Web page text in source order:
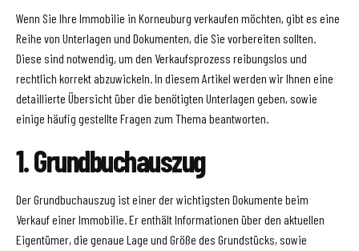
Wenn Sie Ihre Immobilie in Korneuburg verkaufen möchten, gibt es eine
Reihe von Unterlagen und Dokumenten, die Sie vorbereiten sollten.
Diese sind notwendig, um den Verkaufsprozess reibungslos und
rechtlich korrekt abzuwickeln. In diesem Artikel werden wir Ihnen eine
detaillierte Übersicht über die benötigten Unterlagen geben, sowie
einige häufig gestellte Fragen zum Thema beantworten.
1. Grundbuchauszug
Der Grundbuchauszug ist einer der wichtigsten Dokumente beim
Verkauf einer Immobilie. Er enthält Informationen über den aktuellen
Eigentümer, die genaue Lage und Größe des Grundstücks, sowie